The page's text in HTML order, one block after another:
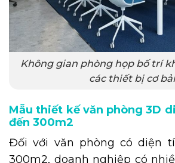
Không gian phòng họp bố trí
các thiết bị cơ
Mẫu thiết kế văn phòng 3D
đến 300m2
Đối với văn phòng có diện
300m2, doanh nghiệp có